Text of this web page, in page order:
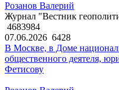
Розанов Валерий
Журнал "Вестник
4683984
07.06.2026 6428
В Москве, в Доме
общественного деятеля,
Фетисову